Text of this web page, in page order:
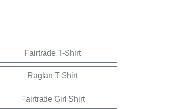
Fairtrade T-Shirt
Raglan T-Shirt
Fairtrade Girl Shirt